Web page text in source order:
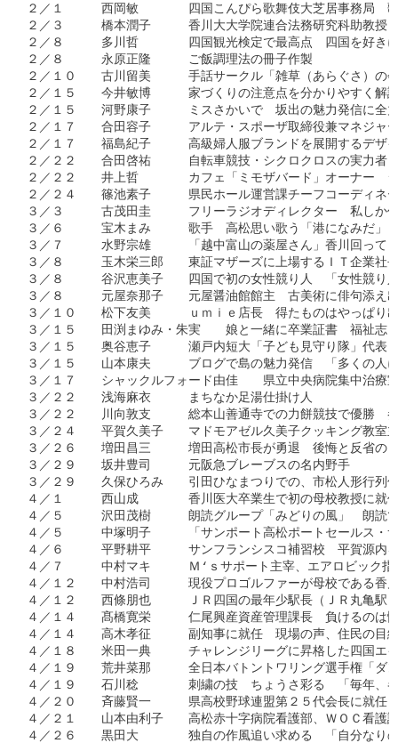
２／１　　　西岡敏　　　　四国こんぴら歌舞伎大芝居事務局　
２／３　　　橋本潤子　　　香川大大学院連合法務研究科助教授
２／８　　　多川哲　　　　四国観光検定で最高点　四国を好き
２／８　　　永原正隆　　　ご飯調理法の冊子作製
２／１０　　古川留美　　　手話サークル「雑草（あらぐさ）の
２／１５　　今井敏博　　　家づくりの注意点を分かりやすく解
２／１５　　河野康子　　　ミスさかいで　坂出の魅力発信に全
２／１７　　合田容子　　　アルテ・スポーザ取締役兼マネジャ
２／１７　　福島紀子　　　高級婦人服ブランドを展開するデザ
２／２２　　合田啓祐　　　自転車競技・シクロクロスの実力者
２／２２　　井上哲　　　　カフェ「ミモザバード」オーナー　
２／２４　　篠池素子　　　県民ホール運営課チーフコーディネ
３／３　　　古茂田圭　　　フリーラジオディレクター　私しか
３／６　　　宝木まみ　　　歌手　高松思い歌う「港になみだ」
３／７　　　水野宗雄　　　「越中富山の薬屋さん」香川回って
３／８　　　玉木栄三郎　　東証マザーズに上場するＩＴ企業社
３／８　　　谷沢恵美子　　四国で初の女性競り人　「女性競り
３／８　　　元屋奈那子　　元屋醤油館館主　古美術に俳句添え
３／１０　　松下友美　　　ｕｍｉｅ店長　得たものはやっぱり
３／１５　　田渕まゆみ・朱実　　娘と一緒に卒業証書　福祉志
３／１５　　奥谷恵子　　　瀬戸内短大「子ども見守り隊」代表
３／１５　　山本康夫　　　ブログで島の魅力発信　「多くの人
３／１７　　シャックルフォード由佳　　県立中央病院集中治療
３／２２　　浅海麻衣　　　まちなか足湯仕掛け人
３／２２　　川向敦支　　　総本山善通寺での力餅競技で優勝　
３／２４　　平賀久美子　　マドモアゼル久美子クッキング教室
３／２６　　増田昌三　　　増田高松市長が勇退　後悔と反省
３／２９　　坂井豊司　　　元阪急ブレーブスの名内野手
３／２９　　久保ひろみ　　引田ひなまつりでの、市松人形行列
４／１　　　西山成　　　　香川医大卒業生で初の母校教授に就
４／５　　　沢田茂樹　　　朗読グループ「みどりの風」　朗読
４／５　　　中塚明子　　　「サンポート高松ポートセールス
４／６　　　平野耕平　　　サンフランシスコ補習校　平賀源内
４／７　　　中村マキ　　　Ｍ‘ｓサポート主宰、エアロビック
４／１２　　中村浩司　　　現役プロゴルファーが母校である香
４／１２　　西條朋也　　　ＪＲ四国の最年少駅長（ＪＲ丸亀駅
４／１４　　髙橋寛栄　　　仁尾興産資産管理課長　負けるのは
４／１４　　高木孝征　　　副知事に就任　現場の声、住民の目
４／１８　　米田一典　　　チャレンジリーグに昇格した四国エ
４／１９　　荒井菜那　　　全日本バトントワリング選手権「
４／１９　　石川稔　　　　刺繍の技　ちょうさ彩る　「毎年、
４／２０　　斉藤賢一　　　県高校野球連盟第２５代会長に就任
４／２１　　山本由利子　　高松赤十字病院看護部、ＷＯＣ看護
４／２６　　黒田大　　　　独自の作風追い求める　「自分なり